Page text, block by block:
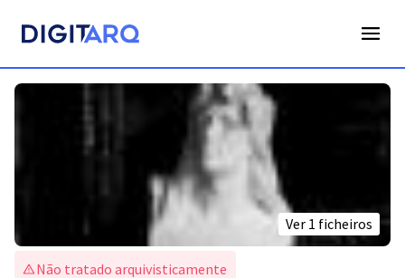
Não tratado arquivisticamente
Ver 1 ficheiros